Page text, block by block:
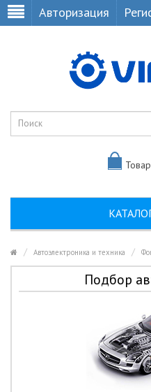
Авторизация
Автоэлектроника и техника
Подбор